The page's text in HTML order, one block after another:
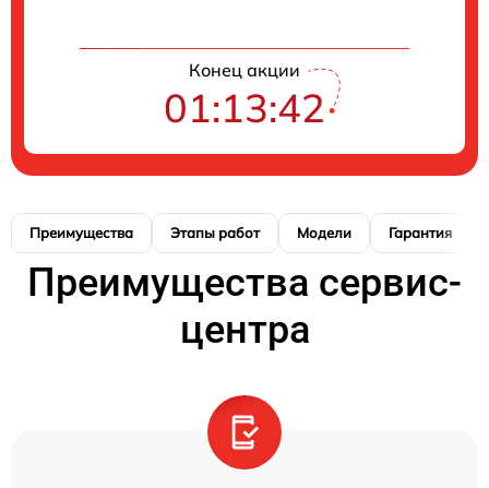
Конец акции
01:13:41
Преимущества Этапы работ Модели Гарантия
Преимущества сервис-
центра